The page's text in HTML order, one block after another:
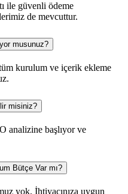
ile güvenli ödeme
de mevcuttur.
musunuz?
kurulum ve içerik ekleme
misiniz?
analizine başlıyor ve
Bütçe Var mı?
yok. İhtiyacınıza uygun